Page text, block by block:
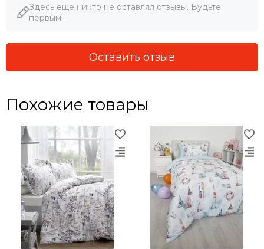
Здесь еще никто не оставлял отзывы. Будьте
первым!
Оставить отзыв
Похожие товары